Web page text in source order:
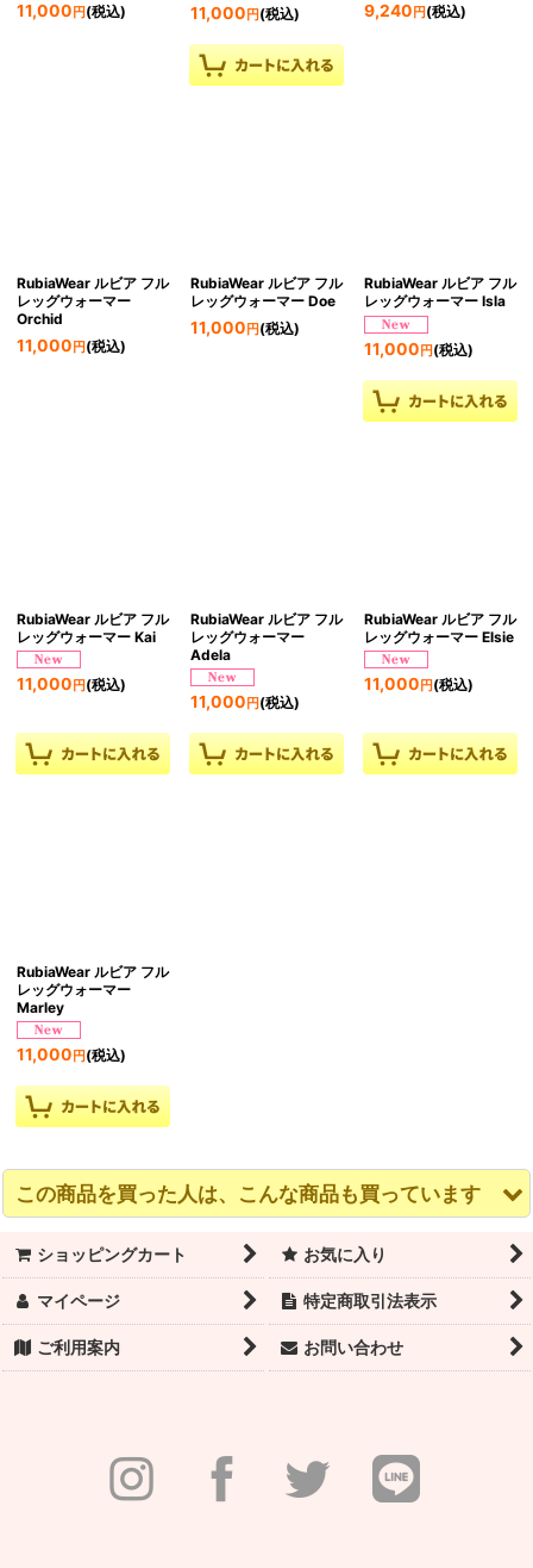
11,000 円 (税込) 11,000 円(税込) 9,240 円(税込)
RubiaWear ルビア フル
レッグウォーマー
Orchid
11,000 円 (税込)
RubiaWear ルビア フル
レッグウォーマー Doe
11,000 円(税込)
RubiaWear ルビア フル
レッグウォーマー Isla
11,000 円(税込)
RubiaWear ルビア フル
レッグウォーマー Kai
11,000 円 (税込)
RubiaWear ルビア フル
レッグウォーマー
Adela
11,000 円(税込)
RubiaWear ルビア フル
レッグウォーマー Elsie
11,000 円(税込)
RubiaWear ルビア フル
レッグウォーマー
Marley
11,000 円 (税込)
この商品を買った人は、こんな商品も買っています
(税込) (税込)
ショッピングカート お気に入り
マイページ 特定商取引法表示
ご利用案内 お問い合わせ